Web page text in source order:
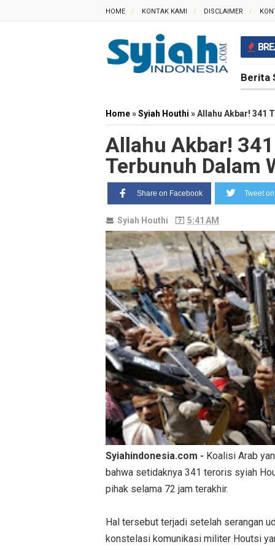
HOME KONTAK KAMI DISCLAIMER
Berita
Home»Syiah Houthi »Allahu Akbar! 341
Allahu Akbar!
Terbunuh Dalam
Share on Facebook Tweet
Syiah Houthi 5:41 AM
Syiahindonesia.com - Koalisi Arab
bahwa setidaknya 341 teroris syiah
pihak selama 72 jam terakhir.
Hal tersebut terjadi setelah serangan
konstelasi komunikasi militer Houtsi